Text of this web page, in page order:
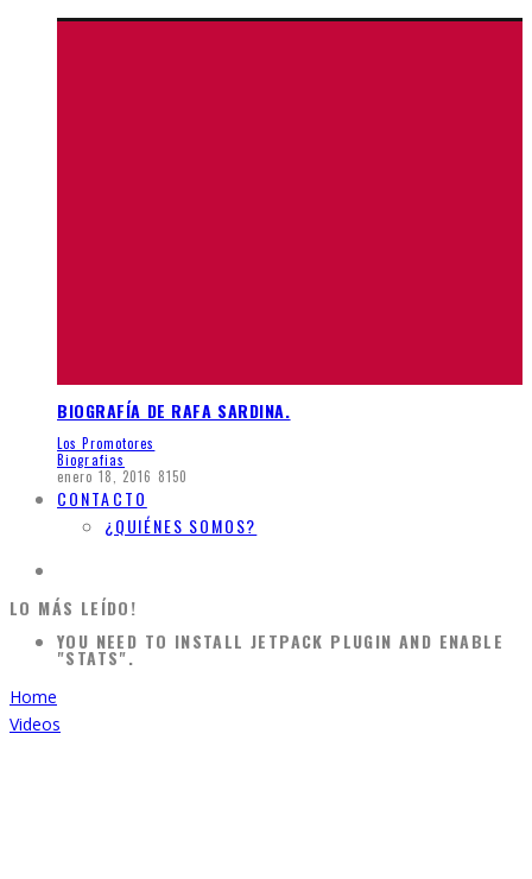
BIOGRAFÍA DE RAFA SARDINA.
Los Promotores
Biografias
enero 18, 2016 8150
CONTACTO
¿QUIÉNES SOMOS?
LO MÁS LEÍDO!
YOU NEED TO INSTALL JETPACK PLUGIN AND ENABLE
"STATS".
Home
Videos